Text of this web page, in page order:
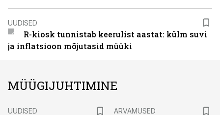
UUDISED
R-kiosk tunnistab keerulist aastat: külm suvi
ja inflatsioon mõjutasid müüki
MÜÜGIJUHTIMINE
UUDISED ARVAMUSED